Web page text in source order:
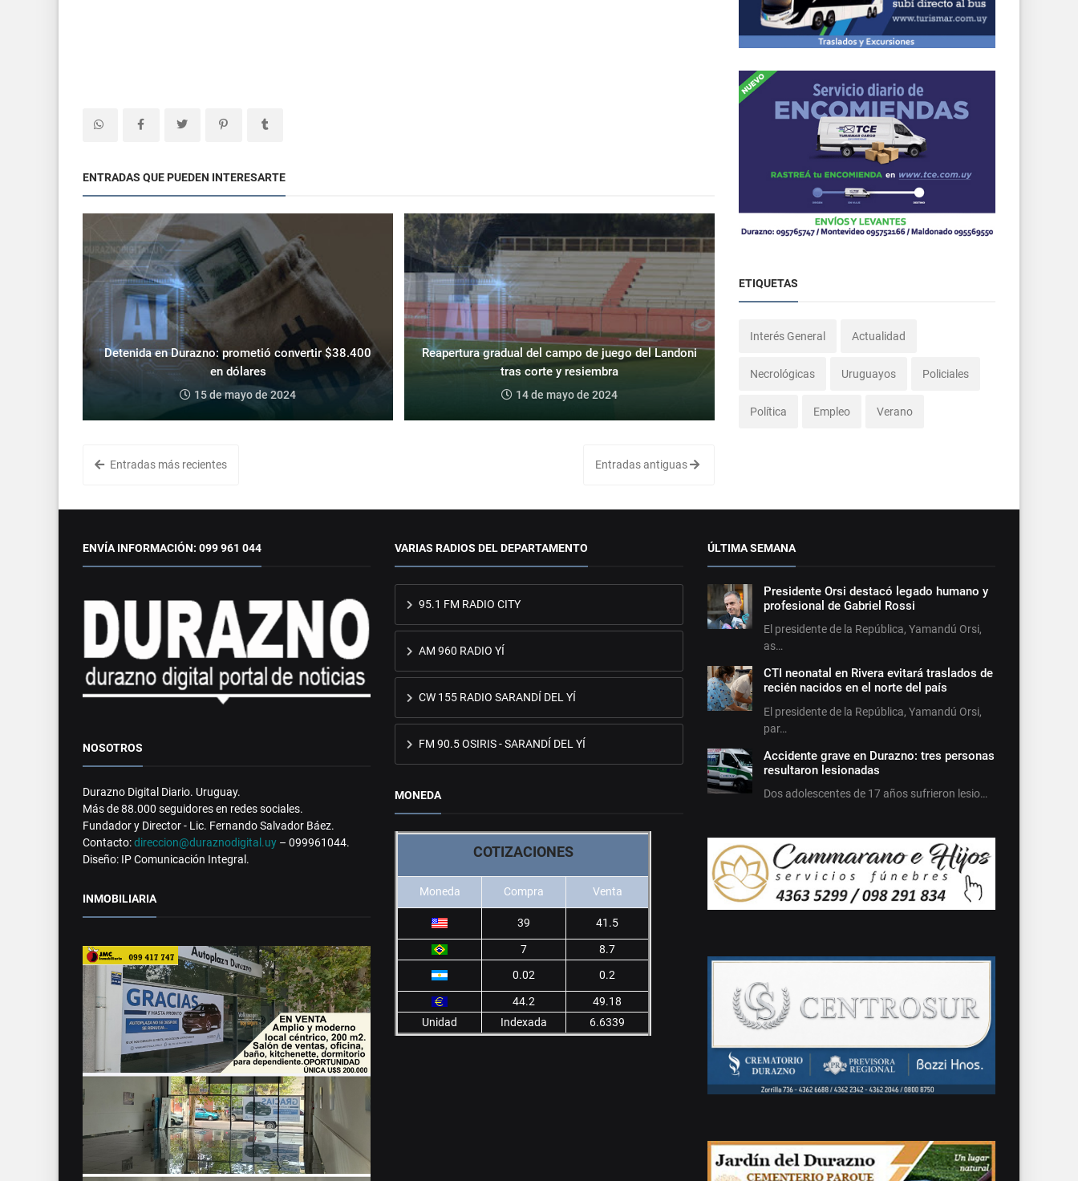
ENTRADAS QUE PUEDEN INTERESARTE
Detenida en Durazno: prometió convertir $38.400
en dólares
15 de mayo de 2024
Reapertura gradual del campo de juego del Landoni
tras corte y resiembra
14 de mayo de 2024
Entradas más recientes Entradas antiguas
ETIQUETAS
Interés General Actualidad
Necrológicas Uruguayos Policiales
Política Empleo Verano
ENVÍA INFORMACIÓN: 099 961 044
NOSOTROS
Durazno Digital Diario. Uruguay.
Más de 88.000 seguidores en redes sociales.
Fundador y Director - Lic. Fernando Salvador Báez.
Contacto:direccion@duraznodigital.uy – 099961044.
Diseño: IP Comunicación Integral.
INMOBILIARIA
VARIAS RADIOS DEL DEPARTAMENTO
95.1 FM RADIO CITY
AM 960 RADIO YÍ
CW 155 RADIO SARANDÍ DEL YÍ
FM 90.5 OSIRIS - SARANDÍ DEL YÍ
MONEDA
COTIZACIONES
Moneda Compra Venta
39 41.5
7
8.7
0.02
0.2
44.2
49.18
Unidad
Indexada 6.6339
ÚLTIMA SEMANA
Presidente Orsi destacó legado humano y
profesional de Gabriel Rossi
El presidente de la República, Yamandú Orsi,
as…
CTI neonatal en Rivera evitará traslados de
recién nacidos en el norte del país
El presidente de la República, Yamandú Orsi,
par…
Accidente grave en Durazno: tres personas
resultaron lesionadas
Dos adolescentes de 17 años sufrieron lesio…